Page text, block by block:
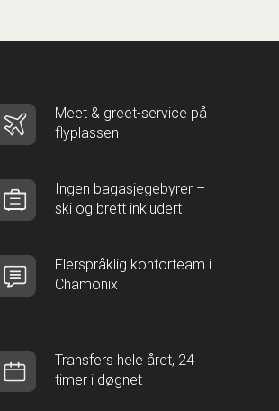
Meet & greet-service på
flyplassen
Ingen bagasjegebyrer –
ski og brett inkludert
Flerspråklig kontorteam i
Chamonix
Transfers hele året, 24
timer i døgnet